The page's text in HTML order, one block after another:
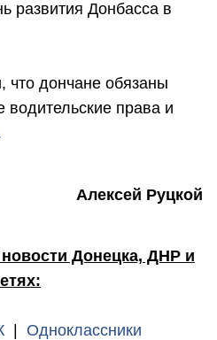
развития Донбасса в
дончане обязаны
водительские права и
Алексей Руцкой
Донецка, ДНР и
| Одноклассники